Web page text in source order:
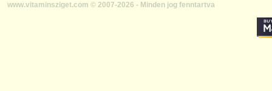
www.vitaminsziget.com © 2007-2026 - Minden jog fenntartva